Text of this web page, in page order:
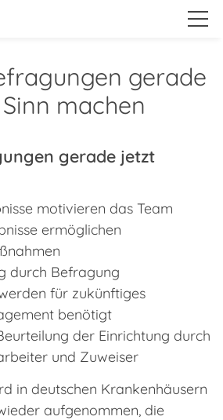
gerade
machen
gerade jetzt
motivieren das Team
ermöglichen
durch Befragung
für zukünftiges
benötigt
der Einrichtung durch
und Zuweiser
in deutschen Krankenhäusern
aufgenommen, die